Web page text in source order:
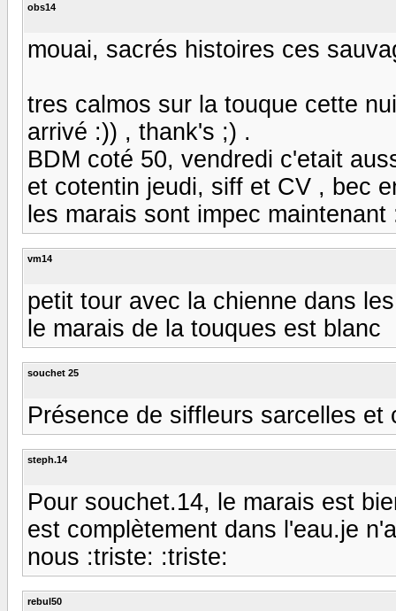
obs14
mouai, sacrés histoires ces
tres calmos sur la touque cette
arrivé :)) , thank's ;) .
BDM coté 50, vendredi c'etait
et cotentin jeudi, siff et CV , bec
les marais sont impec
vm14
petit tour avec la chienne dans
le marais de la touques est blanc
souchet 25
Présence de siffleurs sarcelles
steph.14
Pour souchet.14, le marais est
est complètement dans l'eau.je
nous :triste: :triste:
rebul50